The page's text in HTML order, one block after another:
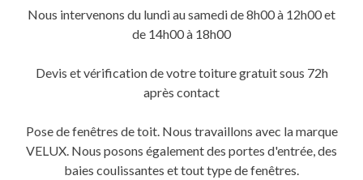
fenêtre)
Nous intervenons du lundi au samedi de 8h00 à 12h00 et
de 14h00 à 18h00
Devis et vérification de votre toiture gratuit sous 72h
après contact
Pose de fenêtres de toit. Nous travaillons avec la marque
VELUX. Nous posons également des portes d'entrée, des
baies coulissantes et tout type de fenêtres.